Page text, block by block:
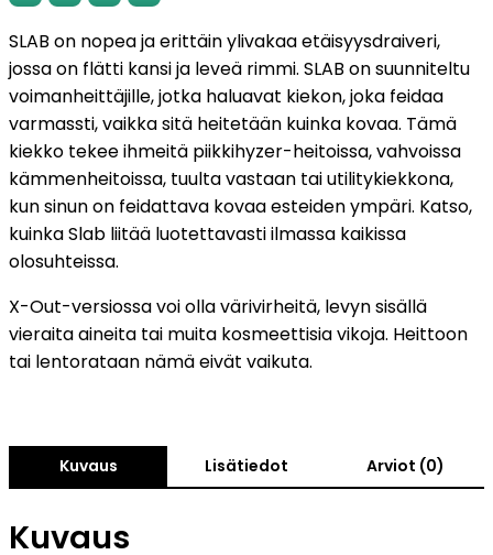
SLAB on nopea ja erittäin ylivakaa etäisyysdraiveri,
jossa on flätti kansi ja leveä rimmi. SLAB on suunniteltu
voimanheittäjille, jotka haluavat kiekon, joka feidaa
varmassti, vaikka sitä heitetään kuinka kovaa. Tämä
kiekko tekee ihmeitä piikkihyzer-heitoissa, vahvoissa
kämmenheitoissa, tuulta vastaan tai utilitykiekkona,
kun sinun on feidattava kovaa esteiden ympäri. Katso,
kuinka Slab liitää luotettavasti ilmassa kaikissa
olosuhteissa.
X-Out-versiossa voi olla värivirheitä, levyn sisällä
vieraita aineita tai muita kosmeettisia vikoja. Heittoon
tai lentorataan nämä eivät vaikuta.
Kuvaus Lisätiedot Arviot (0)
Kuvaus